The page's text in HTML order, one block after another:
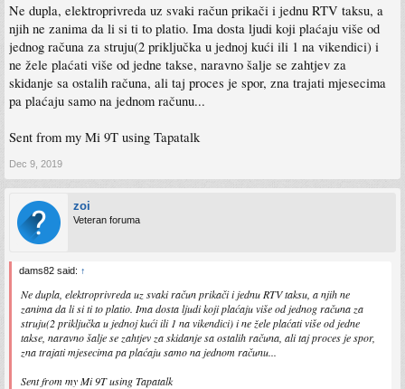
Ne dupla, elektroprivreda uz svaki račun prikači i jednu RTV taksu, a
njih ne zanima da li si ti to platio. Ima dosta ljudi koji plaćaju više od
jednog računa za struju(2 priključka u jednoj kući ili 1 na vikendici) i
ne žele plaćati više od jedne takse, naravno šalje se zahtjev za
skidanje sa ostalih računa, ali taj proces je spor, zna trajati mjesecima
pa plaćaju samo na jednom računu...
Sent from my Mi 9T using Tapatalk
Dec 9, 2019
zoi
Veteran foruma
dams82 said: ↑
Ne dupla, elektroprivreda uz svaki račun prikači i jednu RTV taksu, a njih ne
zanima da li si ti to platio. Ima dosta ljudi koji plaćaju više od jednog računa za
struju(2 priključka u jednoj kući ili 1 na vikendici) i ne žele plaćati više od jedne
takse, naravno šalje se zahtjev za skidanje sa ostalih računa, ali taj proces je spor,
zna trajati mjesecima pa plaćaju samo na jednom računu...
Sent from my Mi 9T using Tapatalk